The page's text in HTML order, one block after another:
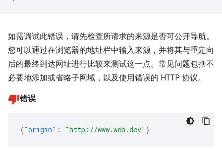
如需调试此错误，请先检查所请求的来源是否可公开导航。
您可以通过在浏览器的地址栏中输入来源，并将其与重定向
后的最终到达网址进行比较来测试这一点。常见问题包括不
必要地添加或省略子网域，以及使用错误的 HTTP 协议。
错误
{"origin" : "http://www.web.dev" }